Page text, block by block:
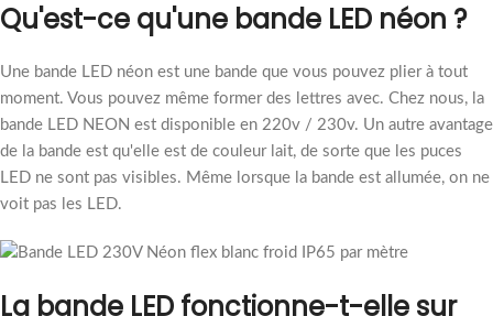
Qu'est-ce qu'une bande LED néon ?
Une bande LED néon est une bande que vous pouvez plier à tout
moment. Vous pouvez même former des lettres avec. Chez nous, la
bande LED NEON est disponible en 220v / 230v. Un autre avantage
de la bande est qu'elle est de couleur lait, de sorte que les puces
LED ne sont pas visibles. Même lorsque la bande est allumée, on ne
voit pas les LED.
La bande LED fonctionne-t-elle sur